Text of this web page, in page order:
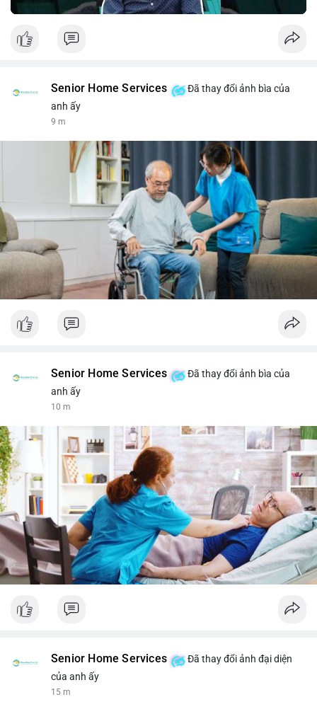
Senior Home Services
Đã thay đổi ảnh bìa của
anh ấy
9 m
Senior Home Services
Đã thay đổi ảnh bìa của
anh ấy
10 m
Senior Home Services
Đã thay đổi ảnh đại diện
của anh ấy
15 m